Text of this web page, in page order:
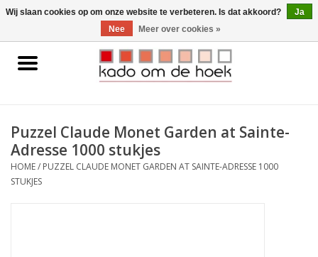
0 Artikelen - €0,00
Home
Gadgets
Huishoudelijk
Puzzel Claude Monet Garden at Sainte-
Adresse 1000 stukjes
HOME/ PUZZEL CLAUDE MONET GARDEN AT SAINTE-ADRESSE 1000
STUKJES
Wij slaan cookies op om onze website te verbeteren. Is dat akkoord?
Ja
Nee
Meer over cookies »